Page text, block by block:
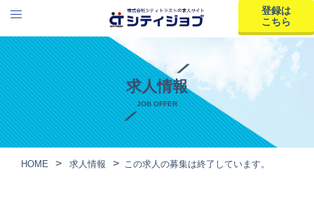
登録は
こちら
求人情報
JOB OFFER
HOME 求人情報 この求人の募集は終了しています。